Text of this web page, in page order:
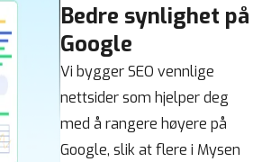
Bedre synlighet på
Google
Vi bygger SEO vennlige
nettsider som hjelper deg
med å rangere høyere på
Google, slik at flere i Mysen